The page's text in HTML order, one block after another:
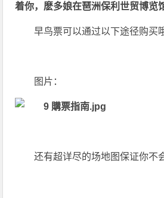
着你， 麽多娘在琶洲保利世贸博览
早鸟票可以通过以下途径购买
图片：
还有超详尽的场地图保证你不